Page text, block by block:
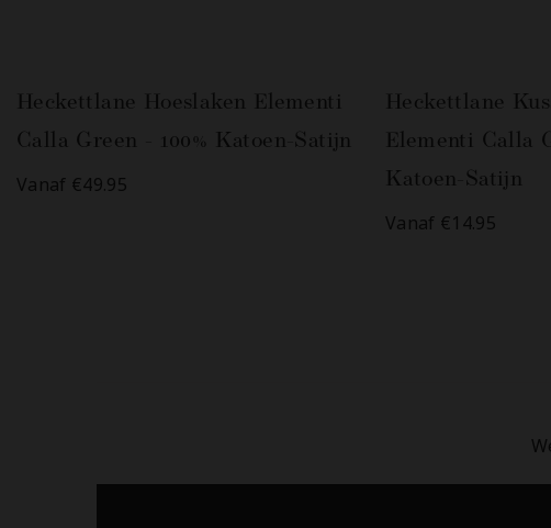
Heckettlane Hoeslaken Elementi
Calla Green - 100% Katoen-Satijn
Vanaf €49.95
Heckettlane
Elementi Calla
Katoen-Satijn
Vanaf €14.95